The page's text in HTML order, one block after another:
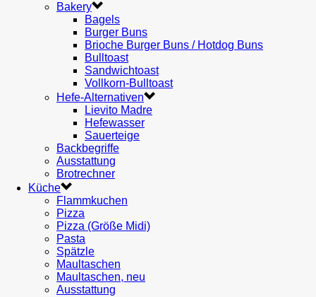
Bakery
Bagels
Burger Buns
Brioche Burger Buns / Hotdog Buns
Bulltoast
Sandwichtoast
Vollkorn-Bulltoast
Hefe-Alternativen
Lievito Madre
Hefewasser
Sauerteige
Backbegriffe
Ausstattung
Brotrechner
Küche
Flammkuchen
Pizza
Pizza (Größe Midi)
Pasta
Spätzle
Maultaschen
Maultaschen, neu
Ausstattung